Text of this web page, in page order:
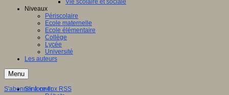
Vie scolaire et sociale
Niveaux
Périscolaire
Ecole maternelle
Ecole élémentaire
Collège
Lycée
Université
Les auteurs
Menu
S'informer
S'abonner à ce flux RSS